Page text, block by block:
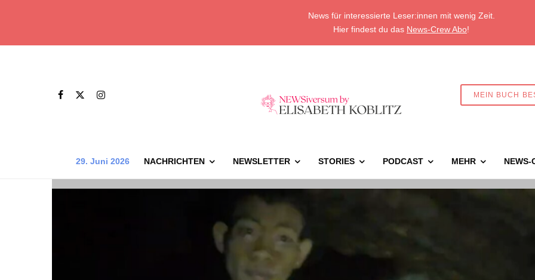
News für interessierte Leser:innen mit wenig Zeit.
Hier findest du das News-Crew Abo!
MEIN BUCH
29. Juni 2026 NACHRICHTEN NEWSLETTER STORIES PODCAST MEHR NEWS-